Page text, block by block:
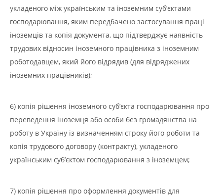
укладеного між українським та іноземним суб’єктами
господарювання, яким передбачено застосування праці
іноземців та копія документа, що підтверджує наявність
трудових відносин іноземного працівника з іноземним
роботодавцем, який його відрядив (для відряджених
іноземних працівників);
6) копія рішення іноземного суб’єкта господарювання про
переведення іноземця або особи без громадянства на
роботу в Україну із визначенням строку його роботи та
копія трудового договору (контракту), укладеного
українським суб’єктом господарювання з іноземцем;
7) копія рішення про оформлення документів для